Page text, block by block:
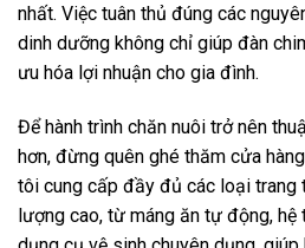
nhất. Việc tuân thủ đúng các
dinh dưỡng không chỉ giúp đàn
ưu hóa lợi nhuận cho gia đình.
Để hành trình chăn nuôi trở nên
hơn, đừng quên ghé thăm cửa
tôi cung cấp đầy đủ các loại trang
lượng cao, từ máng ăn tự động,